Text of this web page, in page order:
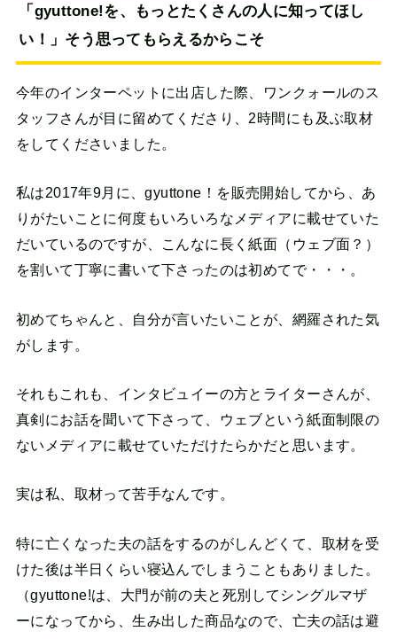
「gyuttone!を、もっとたくさんの人に知ってほし
い！」そう思ってもらえるからこそ
今年のインターペットに出店した際、ワンクォールのス
タッフさんが目に留めてくださり、2時間にも及ぶ取材
をしてくださいました。
私は2017年9月に、gyuttone！を販売開始してから、あ
りがたいことに何度もいろいろなメディアに載せていた
だいているのですが、こんなに長く紙面（ウェブ面？）
を割いて丁寧に書いて下さったのは初めてで・・・。
初めてちゃんと、自分が言いたいことが、網羅された気
がします。
それもこれも、インタビュイーの方とライターさんが、
真剣にお話を聞いて下さって、ウェブという紙面制限の
ないメディアに載せていただけたらかだと思います。
実は私、取材って苦手なんです。
特に亡くなった夫の話をするのがしんどくて、取材を受
けた後は半日くらい寝込んでしまうこともありました。
（gyuttone!は、大門が前の夫と死別してシングルマザ
ーになってから、生み出した商品なので、亡夫の話は避